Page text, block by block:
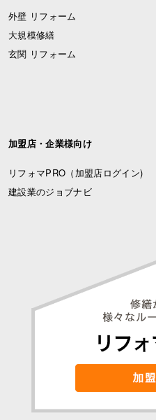
外壁 リフォーム
大規模修繕
玄関 リフォーム
加盟店・企業様向け
リフォマPRO （加盟店ログイン)
建設業のジョブナビ